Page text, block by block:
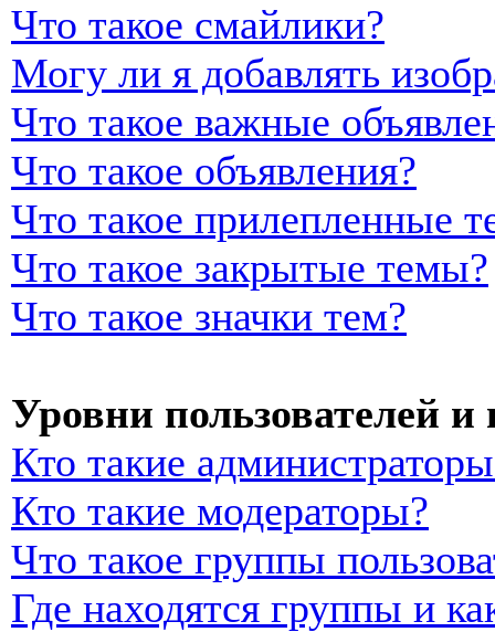
Что такое смайлики?
Могу ли я добавлять
Что такое важные
Что такое объявления?
Что такое прилепленные
Что такое закрытые темы?
Что такое значки тем?
Уровни пользователей
Кто такие
Кто такие модераторы?
Что такое группы
Где находятся группы и